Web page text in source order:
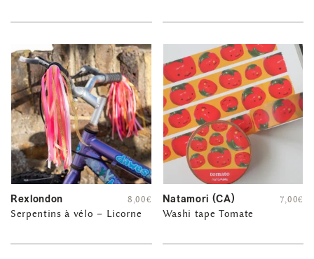
Rexlondon
Serpentins à vélo – Licorne
8,00€ Natamori (CA)
Washi tape Tomate
7,00€